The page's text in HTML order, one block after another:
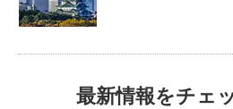
最新情報をチェ